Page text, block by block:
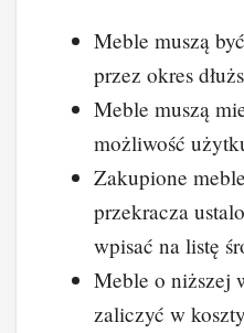
Meble muszą
przez okres
Meble muszą
możliwość
Zakupione
przekracza
wpisać na listę
Meble o niższej
zaliczyć w